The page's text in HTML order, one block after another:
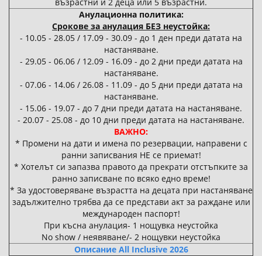
Анулационна политика:
Срокове за анулация БЕЗ неустойка:
- 10.05 - 28.05 / 17.09 - 30.09 - до 1 ден преди датата на
настаняване.
- 29.05 - 06.06 / 12.09 - 16.09 - до 2 дни преди датата на
настаняване.
- 07.06 - 14.06 / 26.08 - 11.09 - до 5 дни преди датата на
настаняване.
- 15.06 - 19.07 - до 7 дни преди датата на настаняване.
- 20.07 - 25.08 - до 10 дни преди датата на настаняване.
ВАЖНО:
* Промени на дати и имена по резервации, направени с
ранни записвания НЕ се приемат!
* Хотелът си запазва правото да прекрати отстъпките за
ранно записване по всяко едно време!
* За удостоверяване възрастта на децата при настаняване
задължително трябва да се представи aкт за раждане или
международен паспорт!
При късна анулация- 1 нощувка неустойка
No show / неявяване/- 2 нощувки неустойка
Описание All Inclusive 2026